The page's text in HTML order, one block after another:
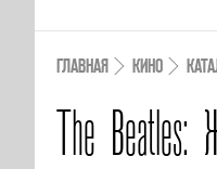
ГЛАВНАЯ КИНО
The Beatles: